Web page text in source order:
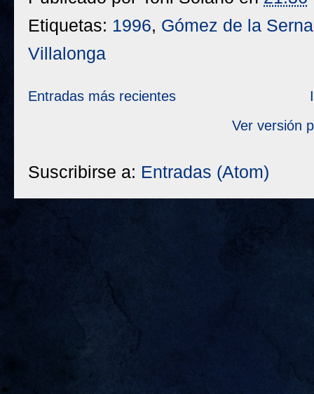
Etiquetas: 1996, Gómez de la Serna
Villalonga
Entradas más recientes
Ver versión
Suscribirse a: Entradas (Atom)